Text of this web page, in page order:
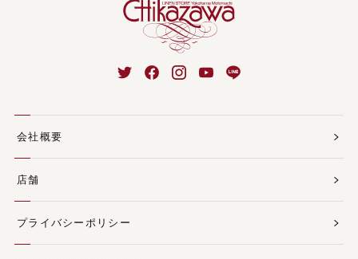
会社概要
店舗
プライバシーポリシー